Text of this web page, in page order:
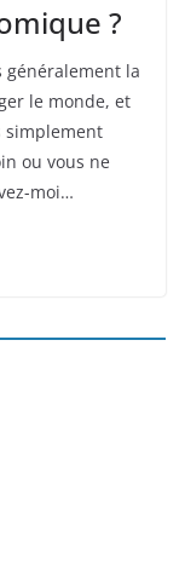
?
généralement la
le monde, et
simplement
ou vous ne
moi…